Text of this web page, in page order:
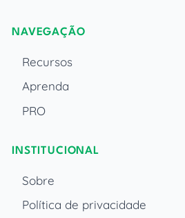
NAVEGAÇÃO
Recursos
Aprenda
PRO
INSTITUCIONAL
Sobre
Política de privacidade